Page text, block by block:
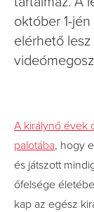
október 1-
elérhető lesz
A királynő évek
palotába, hogy
és játszott
őfelsége
kap az egész